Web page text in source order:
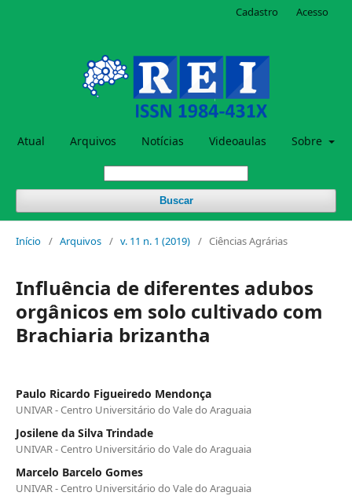
Atual Arquivos Notícias Videoaulas Sobre
Buscar
Cadastro Acesso
Início / Arquivos / v. 11 n. 1 (2019) / Ciências Agrárias
Influência de diferentes adubos
orgânicos em solo cultivado com
Brachiaria brizantha
Paulo Ricardo Figueiredo Mendonça
UNIVAR - Centro Universitário do Vale do Araguaia
Josilene da Silva Trindade
UNIVAR - Centro Universitário do Vale do Araguaia
Marcelo Barcelo Gomes
UNIVAR - Centro Universitário do Vale do Araguaia